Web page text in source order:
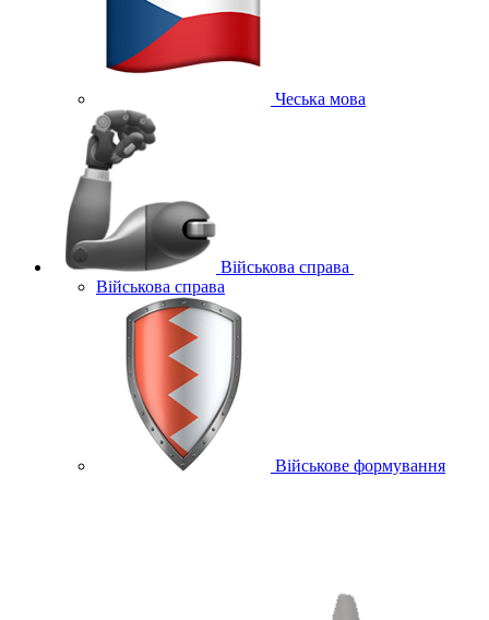
Чеська мова
Військова справа
Військова справа
Військове формування